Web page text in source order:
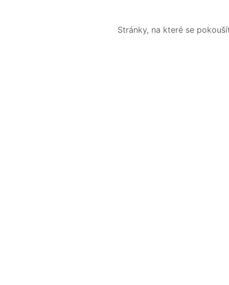
Stránky, na které se